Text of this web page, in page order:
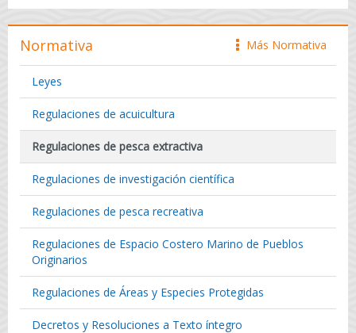
icono
Más Normativa
Normativa
Leyes
Regulaciones de acuicultura
Regulaciones de pesca extractiva
Regulaciones de investigación científica
Regulaciones de pesca recreativa
Regulaciones de Espacio Costero Marino de Pueblos
Originarios
Regulaciones de Áreas y Especies Protegidas
Decretos y Resoluciones a Texto íntegro